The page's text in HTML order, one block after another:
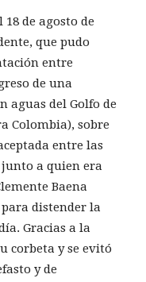
de agosto de
que pudo
entre
de una
aguas del Golfo de
Colombia), sobre
entre las
junto a quien era
Baena
distender la
Gracias a la
corbeta y se evitó
y de